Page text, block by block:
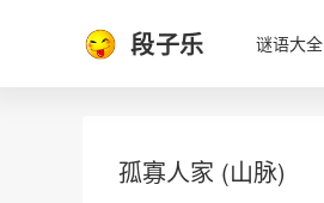
段子乐 谜语大全
孤寡人家 (山脉)